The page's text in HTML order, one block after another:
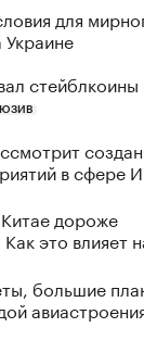
для
Украине
в сфере
дороже
это влияет
большие